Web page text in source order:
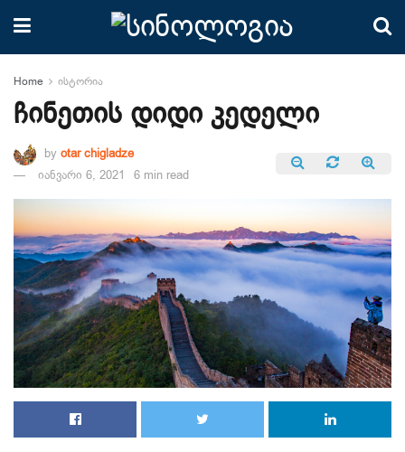
Home ისტორია
ჩინეთის დიდი კედელი
by otar chigladze
იანვარი 6, 2021
6 min read